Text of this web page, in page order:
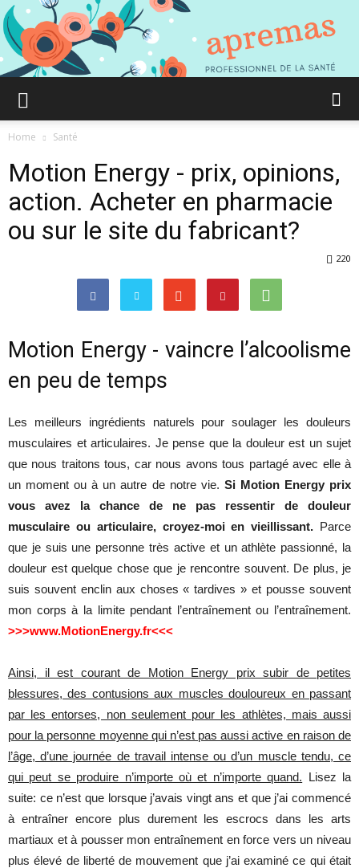
Comment
une
silhouette
mince
Home Santé
Motion Energy - prix, opinions,
action. Acheter en pharmacie
ou sur le site du fabricant?
220
Motion Energy - vaincre l’alcoolisme
en peu de temps
Les meilleurs ingrédients naturels pour soulager les douleurs
musculaires et articulaires. Je pense que la douleur est un sujet
que nous traitons tous, car nous avons tous partagé avec elle à
un moment ou à un autre de notre vie. Si Motion Energy prix
vous avez la chance de ne pas ressentir de douleur
musculaire ou articulaire, croyez-moi en vieillissant. Parce
que je suis une personne très active et un athlète passionné, la
douleur est quelque chose que je rencontre souvent. De plus, je
suis souvent enclin aux choses « tardives » et pousse souvent
mon corps à la limite pendant l’entraînement ou l’entraînement.
>>>www.MotionEnergy.fr<<<
Ainsi, il est courant de Motion Energy prix subir de petites
blessures, des contusions aux muscles douloureux en passant
par les entorses, non seulement pour les athlètes, mais aussi
pour la personne moyenne qui n’est pas aussi active en raison de
l’âge, d’une journée de travail intense ou d’un muscle tendu, ce
qui peut se produire n’importe où et n’importe quand. Lisez la
suite: ce n’est que lorsque j’avais vingt ans et que j’ai commencé
à entraîner encore plus durement les escrocs dans les arts
martiaux et à pousser mon entraînement en force vers un niveau
plus élevé de liberté de mouvement que j’ai examiné ce qui était